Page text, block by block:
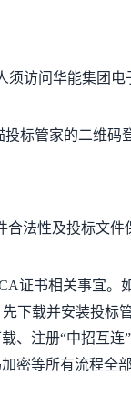
须访问华能集团
投标管家的二维码
合法性及投标文
证书相关事宜。
下载并安装投标
、注册“中招互
密等所有流程全